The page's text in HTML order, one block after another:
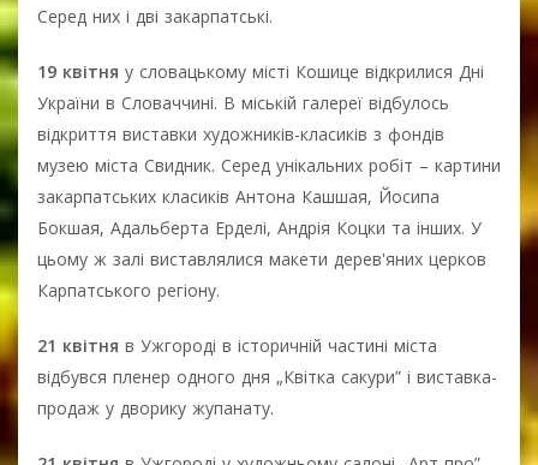
Серед них і дві закарпатські.
19 квітня у словацькому місті Кошице відкрилися Дні
України в Словаччині. В міській галереї відбулось
відкриття виставки художників-класиків з фондів
музею міста Свидник. Серед унікальних робіт – картини
закарпатських класиків Антона Кашшая, Йосипа
Бокшая, Адальберта Ерделі, Андрія Коцки та інших. У
цьому ж залі виставлялися макети дерев'яних церков
Карпатського регіону.
21 квітня в Ужгороді в історичній частині міста
відбувся пленер одного дня „Квітка сакури” і виставка-
продаж у дворику жупанату.